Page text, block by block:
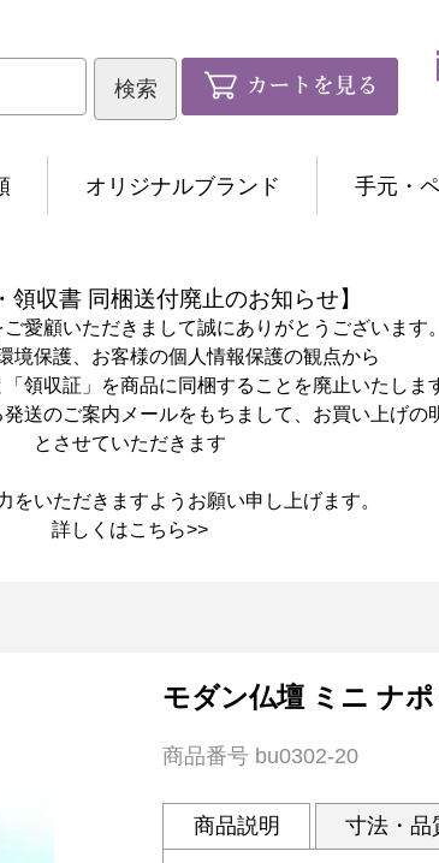
オリジナルブランド 手元・
領収書 同梱送付廃止のお知らせ】
愛顧いただきまして誠にありがとうございます。
境保護、お客様の個人情報保護の観点から
「領収証」を商品に同梱することを廃止いたしま
送のご案内メールをもちまして、お買い上げの
とさせていただきます
をいただきますようお願い申し上げます。
詳しくはこちら>>
モダン仏壇 ミニ ナ
商品番号 bu0302-20
商品説明 寸法・品